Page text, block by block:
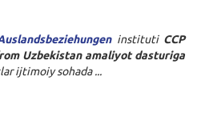
instituti CCP
Uzbekistan amaliyot dasturiga
ijtimoiy sohada ...